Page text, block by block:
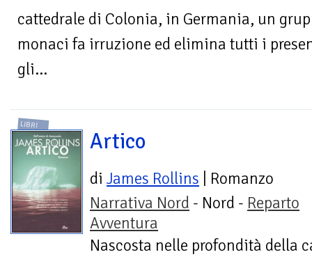
cattedrale di Colonia, in Germania, un
monaci fa irruzione ed elimina tutti i
gli...
LIBRI
Artico
di James Rollins | Romanzo
Narrativa Nord - Nord - Reparto
Avventura
Nascosta nelle profondità della